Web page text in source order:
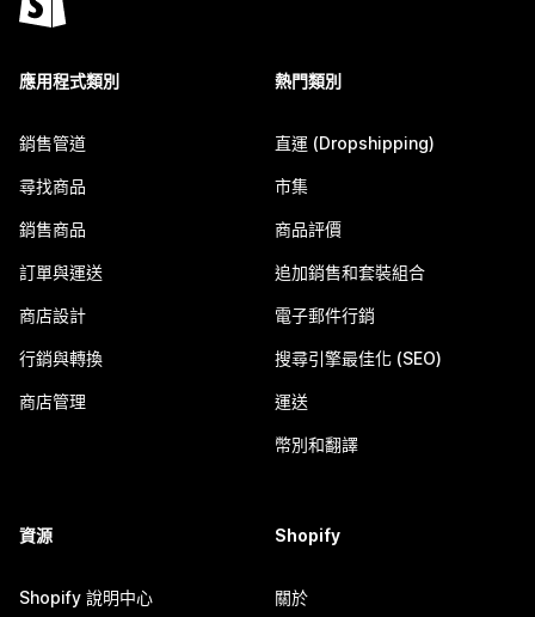
應用程式類別
銷售管道
尋找商品
銷售商品
訂單與運送
商店設計
行銷與轉換
商店管理
熱門類別
直運 (Dropshipping)
市集
商品評價
追加銷售和套裝組合
電子郵件行銷
搜尋引擎最佳化 (SEO)
運送
幣別和翻譯
資源
Shopify 說明中心
Shopify
關於